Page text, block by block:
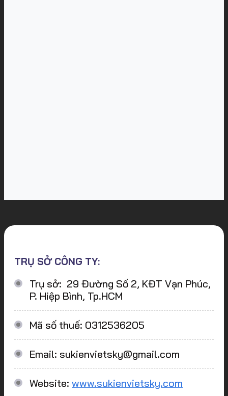
TRỤ SỞ CÔNG TY:
Trụ sở: 29 Đường Số 2, KĐT Vạn Phúc,
P. Hiệp Bình, Tp.HCM
Mã số thuế: 0312536205
Email: sukienvietsky@gmail.com
Website: www.sukienvietsky.com